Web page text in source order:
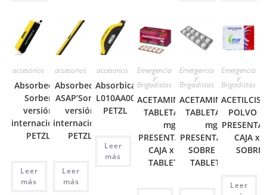
accesorios
Absorbedor
Sorber
versión
internacional
PETZL
Leer
más
accesorios
Absorbedor.
ASAP’Sorber
versión
internacional
PETZL
Leer
más
accesorios
Absorbica
L010AA00
PETZL
Leer
más
Emergencia
y
Brigadistas
ACETAMINOFÉN
TABLETA 500
mg
PRESENTACIÓN
CAJA x 300
TABLETAS.
Emergencia
y
Brigadistas
ACETAMINOFÉN
TABLETA 500
mg
PRESENTACIÓN
SOBRE x 10
TABLETAS.
Emergencia
y
Brigadistas
POLVO
CAJA x
Leer